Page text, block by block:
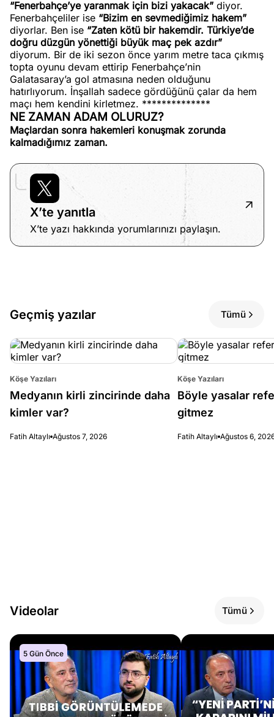
“Fenerbahçe’ye yaranmak için bizi yakacak” diyor.
Fenerbahçeliler ise “Bizim en sevmediğimiz hakem”
diyorlar. Ben ise “Zaten kötü bir hakemdir. Türkiye’de
doğru düzgün yönettiği büyük maç pek azdır”
diyorum. Bir de iki sezon önce yarım metre taca çıkmış
topta oyunu devam ettirip Fenerbahçe’nin
Galatasaray’a gol atmasına neden olduğunu
hatırlıyorum. İnşallah sadece gördüğünü çalar da hem
maçı hem kendini kirletmez. **************
NE ZAMAN ADAM OLURUZ?
Maçlardan sonra hakemleri konuşmak zorunda
kalmadığımız zaman.
X’te yanıtla
X’te yazı hakkında yorumlarınızı paylaşın.
Geçmiş yazılar Tümü
Köşe Yazıları
Medyanın kirli zincirinde daha
kimler var?
Fatih Altaylı Ağustos 7, 2026
Köşe Yazıları
Böyle yasalar
gitmez
Fatih Altaylı Ağustos 6,
Videolar Tümü
5 Gün Önce